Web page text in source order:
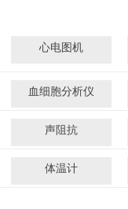
心电图机
血细胞分析仪
声阻抗
体温计